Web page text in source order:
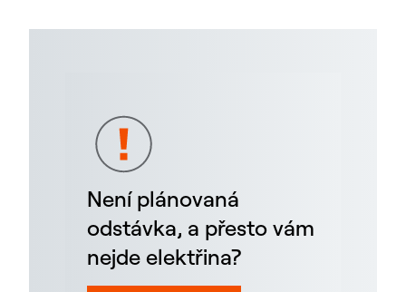
Není plánovaná
odstávka, a přesto vám
nejde elektřina?